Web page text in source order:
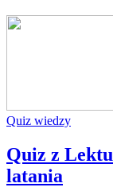
Quiz wiedzy
Quiz z
latania